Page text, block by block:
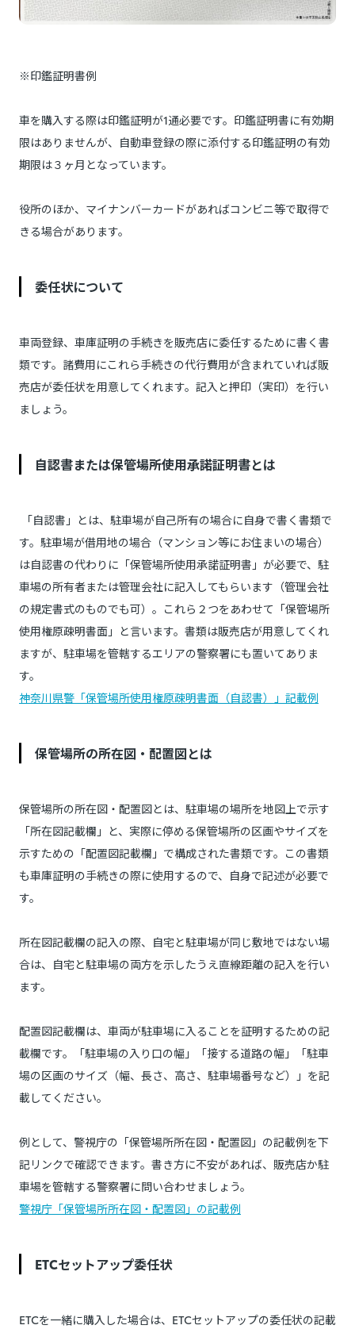
※印鑑証明書例
車を購入する際は印鑑証明が1通必要です。印鑑証明書に有効期
限はありませんが、自動車登録の際に添付する印鑑証明の有効
期限は３ヶ月となっています。
役所のほか、マイナンバーカードがあればコンビニ等で取得で
きる場合があります。
委任状について
車両登録、車庫証明の手続きを販売店に委任するために書く書
類です。諸費用にこれら手続きの代行費用が含まれていれば販
売店が委任状を用意してくれます。記入と押印（実印）を行い
ましょう。
自認書または保管場所使用承諾証明書とは
「自認書」とは、駐車場が自己所有の場合に自身で書く書類で
す。駐車場が借用地の場合（マンション等にお住まいの場合）
は自認書の代わりに「保管場所使用承諾証明書」が必要で、駐
車場の所有者または管理会社に記入してもらいます（管理会社
の規定書式のものでも可）。これら２つをあわせて「保管場所
使用権原疎明書面」と言います。書類は販売店が用意してくれ
ますが、駐車場を管轄するエリアの警察署にも置いてありま
す。
神奈川県警「保管場所使用権原疎明書面（自認書）」記載例
保管場所の所在図・配置図とは
保管場所の所在図・配置図とは、駐車場の場所を地図上で示す
「所在図記載欄」と、実際に停める保管場所の区画やサイズを
示すための「配置図記載欄」で構成された書類です。この書類
も車庫証明の手続きの際に使用するので、自身で記述が必要で
す。
所在図記載欄の記入の際、自宅と駐車場が同じ敷地ではない場
合は、自宅と駐車場の両方を示したうえ直線距離の記入を行い
ます。
配置図記載欄は、車両が駐車場に入ることを証明するための記
載欄です。「駐車場の入り口の幅」「接する道路の幅」「駐車
場の区画のサイズ（幅、長さ、高さ、駐車場番号など）」を記
載してください。
例として、警視庁の「保管場所所在図・配置図」の記載例を下
記リンクで確認できます。書き方に不安があれば、販売店か駐
車場を管轄する警察署に問い合わせましょう。
警視庁「保管場所所在図・配置図」の記載例
ETCセットアップ委任状
ETCを一緒に購入した場合は、ETCセットアップの委任状の記載